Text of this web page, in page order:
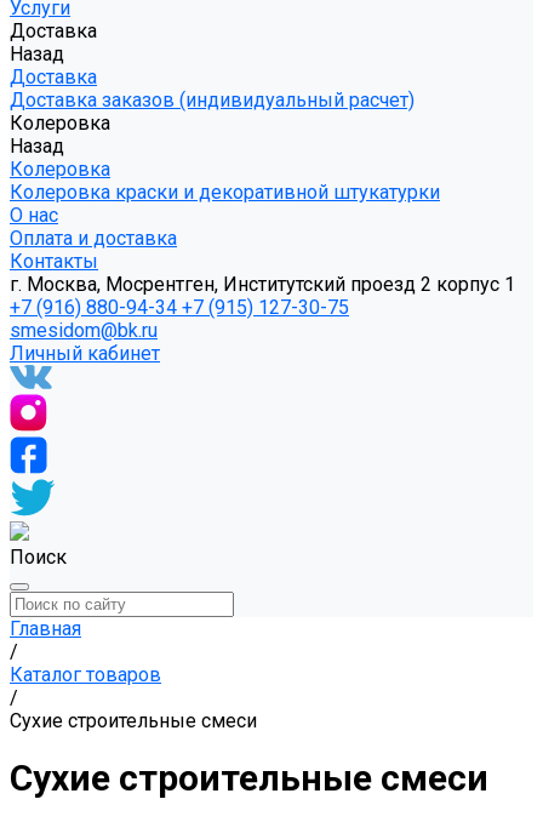
Услуги
Доставка
Назад
Доставка
Доставка заказов (индивидуальный расчет)
Колеровка
Назад
Колеровка
Колеровка краски и декоративной штукатурки
О нас
Оплата и доставка
Контакты
г. Москва, Мосрентген, Институтский проезд 2 корпус 1
+7 (916) 880-94-34 +7 (915) 127-30-75
smesidom@bk.ru
Личный кабинет
Поиск
Главная
/
Каталог товаров
/
Сухие строительные смеси
Сухие строительные смеси